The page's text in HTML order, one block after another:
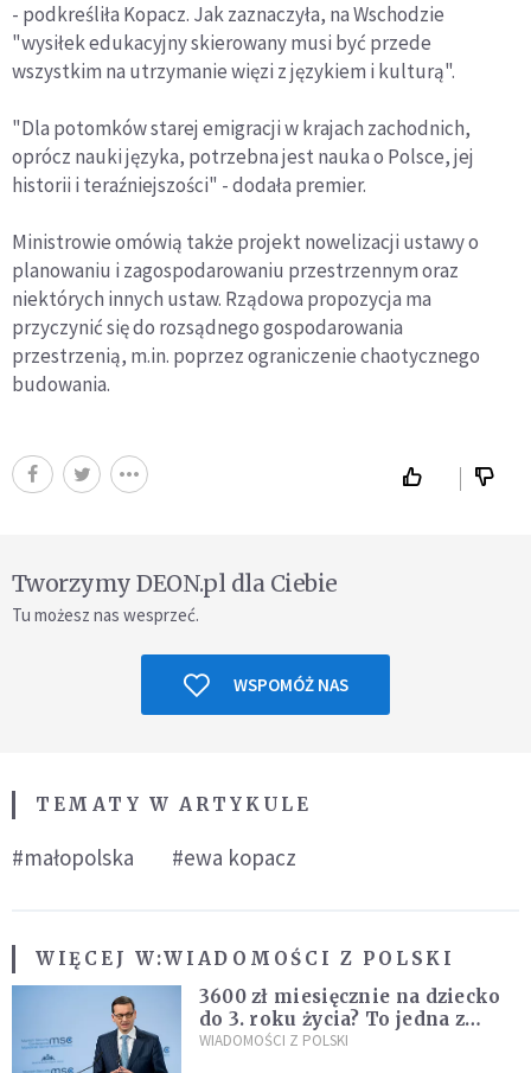
- podkreśliła Kopacz. Jak zaznaczyła, na Wschodzie
"wysiłek edukacyjny skierowany musi być przede
wszystkim na utrzymanie więzi z językiem i kulturą".
"Dla potomków starej emigracji w krajach zachodnich,
oprócz nauki języka, potrzebna jest nauka o Polsce, jej
historii i teraźniejszości" - dodała premier.
Ministrowie omówią także projekt nowelizacji ustawy o
planowaniu i zagospodarowaniu przestrzennym oraz
niektórych innych ustaw. Rządowa propozycja ma
przyczynić się do rozsądnego gospodarowania
przestrzenią, m.in. poprzez ograniczenie chaotycznego
budowania.
Tworzymy DEON.pl dla Ciebie
Tu możesz nas wesprzeć.
WSPOMÓŻ NAS
TEMATY W ARTYKULE
#małopolska #ewa kopacz
WIĘCEJ W:WIADOMOŚCI Z POLSKI
3600 zł miesięcznie na dziecko
do 3. roku życia? To jedna z
propozycji programu "Rozwój
WIADOMOŚCI Z POLSKI